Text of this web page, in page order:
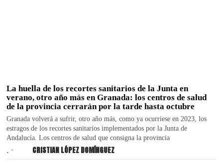
La huella de los recortes sanitarios de la Junta en
verano, otro año más en Granada: los centros de salud
de la provincia cerrarán por la tarde hasta octubre
Granada volverá a sufrir, otro año más, como ya ocurriese en 2023, los
estragos de los recortes sanitarios implementados por la Junta de
Andalucía. Los centros de salud que consigna la provincia
. CRISTIAN LÓPEZ DOMÍNGUEZ